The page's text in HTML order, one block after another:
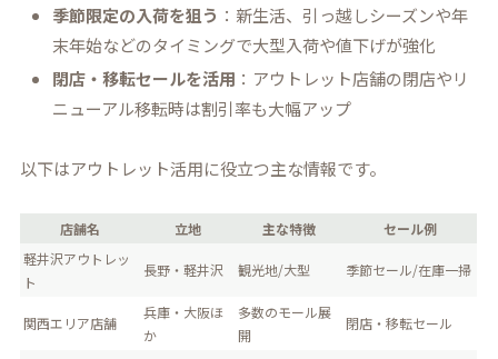
季節限定の入荷を狙う ：新生活、引っ越しシーズンや年
末年始などのタイミングで大型入荷や値下げが強化
閉店・移転セールを活用 ：アウトレット店舗の閉店やリ
ニューアル移転時は割引率も大幅アップ
以下はアウトレット活用に役立つ主な情報です。
店舗名 立地 主な特徴
セール例
軽井沢アウトレッ
ト
長野・軽井沢 観光地/大型 季節セール/在庫一掃
関西エリア店舗
兵庫・大阪ほ
か
多数のモール展
開
閉店・移転セール